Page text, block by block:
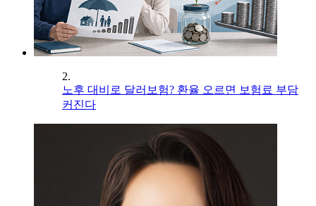
2.
노후 대비로 달러보험? 환율 오르면 보험료 부담
커진다